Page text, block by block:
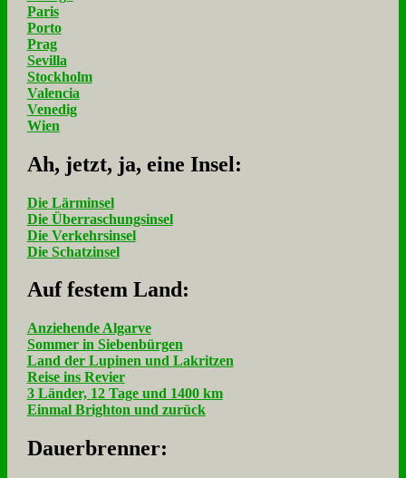
Paris
Porto
Prag
Sevilla
Stockholm
Valencia
Venedig
Wien
Ah, jetzt, ja, ei­ne In­sel:
Die Lärminsel
Die Überraschungsinsel
Die Verkehrsinsel
Die Schatzinsel
Auf fe­stem Land:
Anziehende Algarve
Sommer in Siebenbürgen
Land der Lupinen und Lakritzen
Reise ins Revier
3 Länder, 12 Tage und 1400 km
Einmal Brighton und zurück
Dau­er­bren­ner: